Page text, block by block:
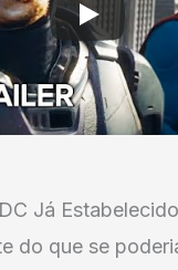
Já Estabelecido
do que se